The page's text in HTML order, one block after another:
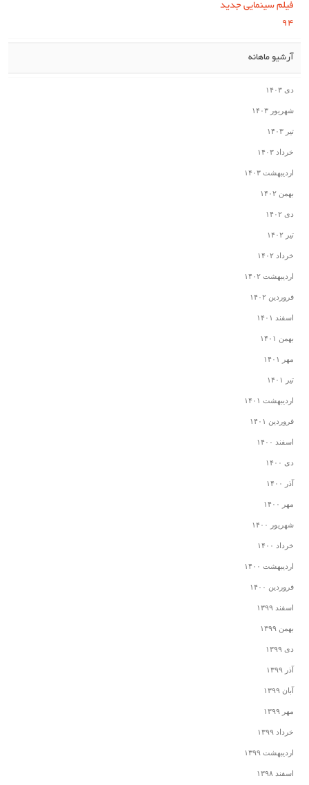
فیلم سینمایی جدید
۹۴
آرشیو ماهانه
دی ۱۴۰۳
شهریور ۱۴۰۳
تیر ۱۴۰۳
خرداد ۱۴۰۳
اردیبهشت ۱۴۰۳
بهمن ۱۴۰۲
دی ۱۴۰۲
تیر ۱۴۰۲
خرداد ۱۴۰۲
اردیبهشت ۱۴۰۲
فروردین ۱۴۰۲
اسفند ۱۴۰۱
بهمن ۱۴۰۱
مهر ۱۴۰۱
تیر ۱۴۰۱
اردیبهشت ۱۴۰۱
فروردین ۱۴۰۱
اسفند ۱۴۰۰
دی ۱۴۰۰
آذر ۱۴۰۰
مهر ۱۴۰۰
شهریور ۱۴۰۰
خرداد ۱۴۰۰
اردیبهشت ۱۴۰۰
فروردین ۱۴۰۰
اسفند ۱۳۹۹
بهمن ۱۳۹۹
دی ۱۳۹۹
آذر ۱۳۹۹
آبان ۱۳۹۹
مهر ۱۳۹۹
خرداد ۱۳۹۹
اردیبهشت ۱۳۹۹
اسفند ۱۳۹۸